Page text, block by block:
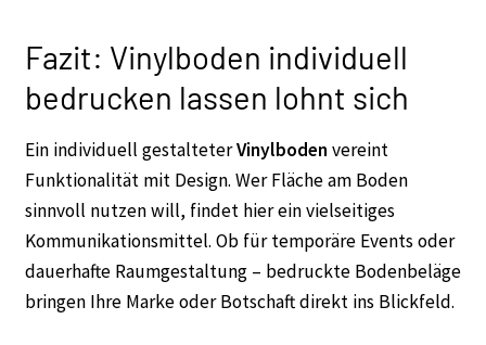
Fazit: Vinylboden individuell
bedrucken lassen lohnt sich
Ein individuell gestalteterVinylboden vereint
Funktionalität mit Design. Wer Fläche am Boden
sinnvoll nutzen will, findet hier ein vielseitiges
Kommunikationsmittel. Ob für temporäre Events oder
dauerhafte Raumgestaltung – bedruckte Bodenbeläge
bringen Ihre Marke oder Botschaft direkt ins Blickfeld.